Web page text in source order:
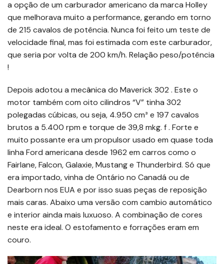
a opção de um carburador americano da marca Holley
que melhorava muito a performance, gerando em torno
de 215 cavalos de potência. Nunca foi feito um teste de
velocidade final, mas foi estimada com este carburador,
que seria por volta de 200 km/h. Relação peso/potência
!
Depois adotou a mecânica do Maverick 302 . Este o
motor também com oito cilindros “V” tinha 302
polegadas cúbicas, ou seja, 4.950 cm³ e 197 cavalos
brutos a 5.400 rpm e torque de 39,8 mkg. f . Forte e
muito possante era um propulsor usado em quase toda
linha Ford americana desde 1962 em carros como o
Fairlane, Falcon, Galaxie, Mustang e Thunderbird. Só que
era importado, vinha de Ontário no Canadá ou de
Dearborn nos EUA e por isso suas peças de reposição
mais caras. Abaixo uma versão com cambio automático
e interior ainda mais luxuoso. A combinação de cores
neste era ideal. O estofamento e forrações eram em
couro.